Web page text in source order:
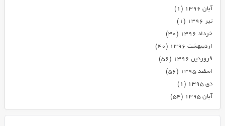
آبان ۱۳۹۶
(۱)
تیر ۱۳۹۶
(۱)
خرداد ۱۳۹۶
(۳۰)
اردیبهشت ۱۳۹۶
(۴۰)
فروردین ۱۳۹۶
(۵۶)
اسفند ۱۳۹۵
(۵۶)
دی ۱۳۹۵
(۱)
آبان ۱۳۹۵
(۵۴)